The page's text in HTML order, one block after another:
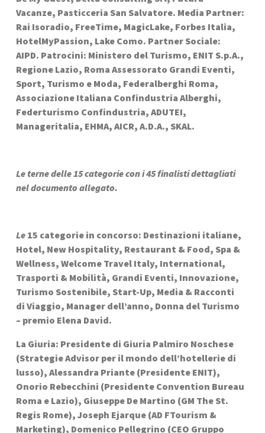
Vacanze, Pasticceria San Salvatore. Media Partner:
Rai Isoradio, FreeTime, MagicLake, Forbes Italia,
HotelMyPassion, Lake Como. Partner Sociale:
AIPD. Patrocini: Ministero del Turismo, ENIT S.p.A.,
Regione Lazio, Roma Assessorato Grandi Eventi,
Sport, Turismo e Moda, Federalberghi Roma,
Associazione Italiana Confindustria Alberghi,
Federturismo Confindustria, ADUTEI,
Manageritalia, EHMA, AICR, A.D.A., SKAL.
Le terne delle 15 categorie con i 45 finalisti dettagliati
nel documento allegato.
Le 15 categorie in concorso: Destinazioni italiane,
Hotel, New Hospitality, Restaurant & Food, Spa &
Wellness, Welcome Travel Italy, International,
Trasporti & Mobilità, Grandi Eventi, Innovazione,
Turismo Sostenibile, Start-Up, Media & Racconti
di Viaggio, Manager dell’anno, Donna del Turismo
– premio Elena David.
La Giuria: Presidente di Giuria Palmiro Noschese
(Strategie Advisor per il mondo dell’hotellerie di
lusso), Alessandra Priante (Presidente ENIT),
Onorio Rebecchini (Presidente Convention Bureau
Roma e Lazio), Giuseppe De Martino (GM The St.
Regis Rome), Joseph Ejarque (AD FTourism &
Marketing), Domenico Pellegrino (CEO Gruppo